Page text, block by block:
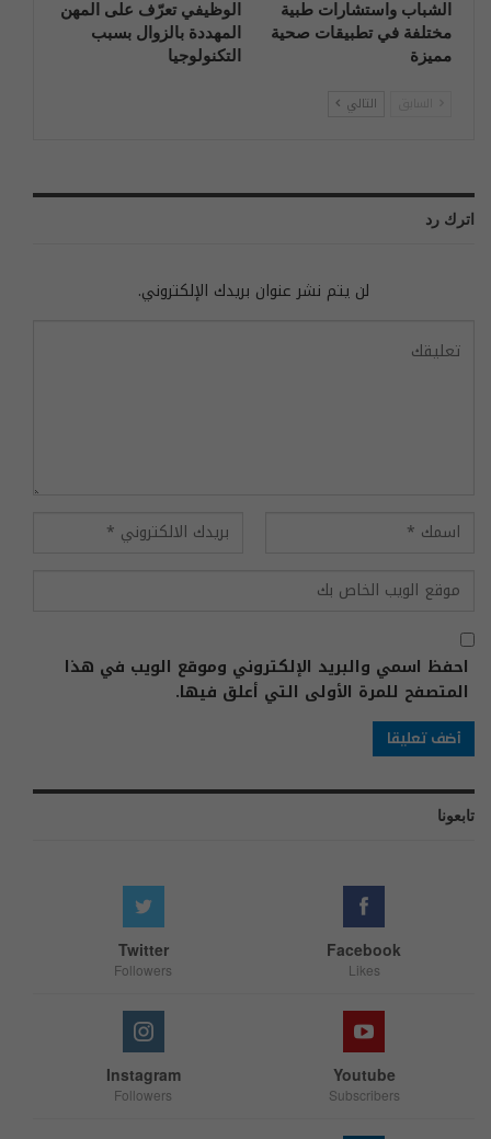
الشباب واستشارات طبية
مختلفة في تطبيقات صحية
مميزة
الوظيفي تعرّف على المهن
المهددة بالزوال بسبب
التكنولوجيا
التالي
اترك رد
لن يتم نشر عنوان بريدك الإلكتروني.
احفظ اسمي والبريد الإلكتروني وموقع الويب في هذا
المتصفح للمرة الأولى التي أعلق فيها.
تابعونا
Facebook
Likes
Twitter
Followers
Youtube
Subscribers
Instagram
Followers